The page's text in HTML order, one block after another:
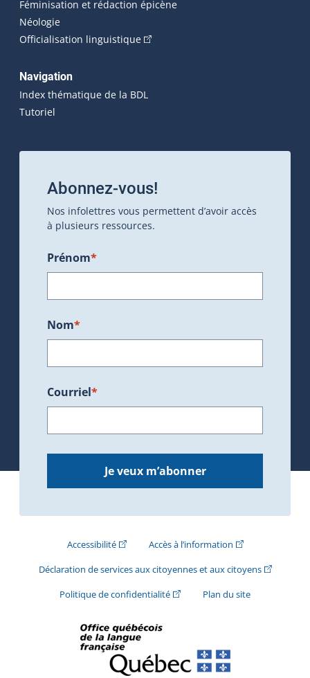
Féminisation et rédaction épicène
Néologie
Officialisation linguistique(Cet hyperlien externe s'ouvrira
Navigation
Index thématique de la BDL
Tutoriel
Abonnez-vous!
Nos infolettres vous permettent d’avoir accès
à plusieurs ressources.
Prénom*
Nom*
Courriel*
Je veux m’abonner
Accessibilité(Cet hyperlien externe s'ouvrira dans une
Accès à l’information(Cet hyperlien
Déclaration de services aux citoyennes et aux citoyens(Cet
Politique de confidentialité(Cet hyperlien externe s'ouvrira
Plan du site